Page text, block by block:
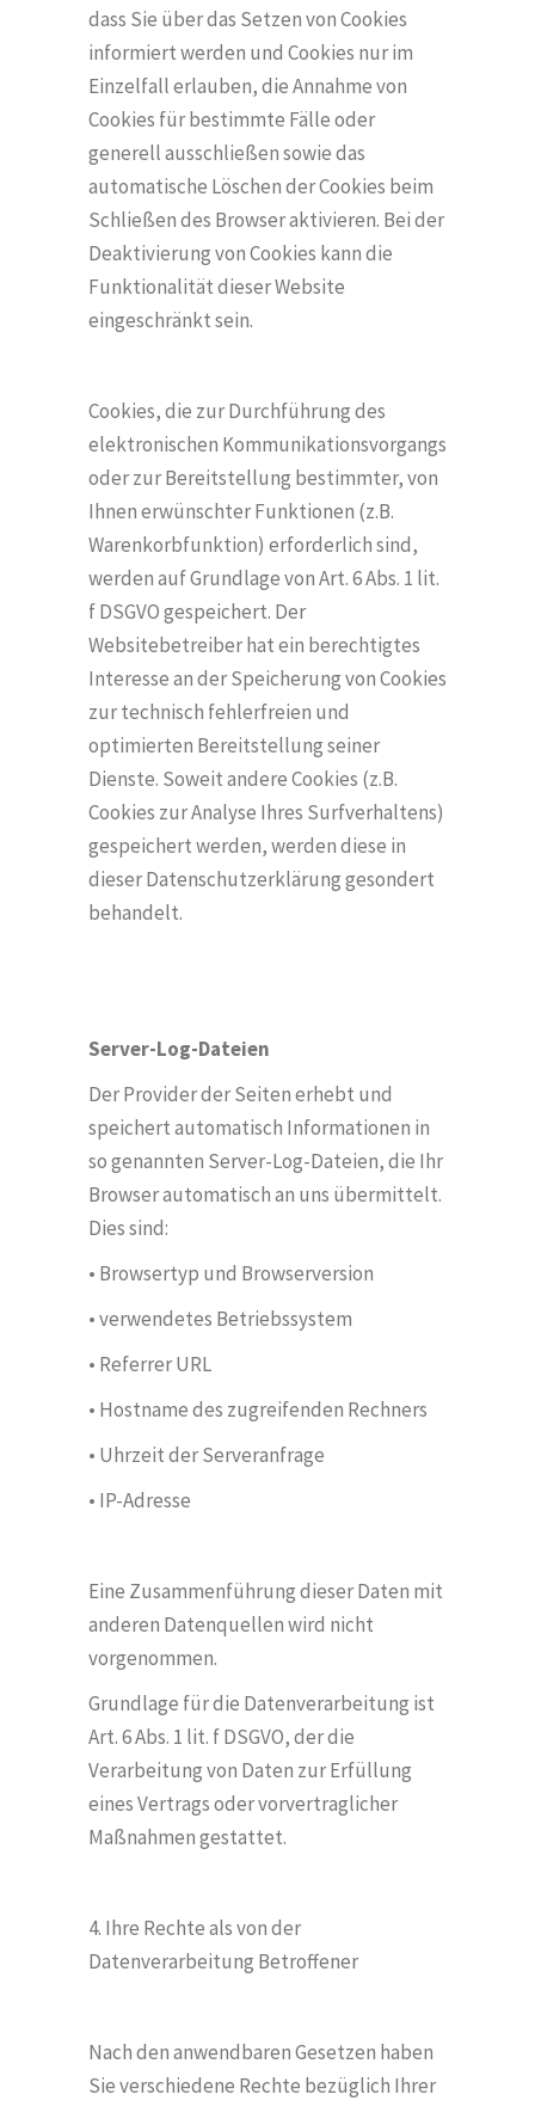
dass Sie über das Setzen von Cookies
informiert werden und Cookies nur im
Einzelfall erlauben, die Annahme von
Cookies für bestimmte Fälle oder
generell ausschließen sowie das
automatische Löschen der Cookies beim
Schließen des Browser aktivieren. Bei der
Deaktivierung von Cookies kann die
Funktionalität dieser Website
eingeschränkt sein.
Cookies, die zur Durchführung des
elektronischen Kommunikationsvorgangs
oder zur Bereitstellung bestimmter, von
Ihnen erwünschter Funktionen (z.B.
Warenkorbfunktion) erforderlich sind,
werden auf Grundlage von Art. 6 Abs. 1 lit.
f DSGVO gespeichert. Der
Websitebetreiber hat ein berechtigtes
Interesse an der Speicherung von Cookies
zur technisch fehlerfreien und
optimierten Bereitstellung seiner
Dienste. Soweit andere Cookies (z.B.
Cookies zur Analyse Ihres Surfverhaltens)
gespeichert werden, werden diese in
dieser Datenschutzerklärung gesondert
behandelt.
Server-Log-Dateien
Der Provider der Seiten erhebt und
speichert automatisch Informationen in
so genannten Server-Log-Dateien, die Ihr
Browser automatisch an uns übermittelt.
Dies sind:
• Browsertyp und Browserversion
• verwendetes Betriebssystem
• Referrer URL
• Hostname des zugreifenden Rechners
• Uhrzeit der Serveranfrage
• IP-Adresse
Eine Zusammenführung dieser Daten mit
anderen Datenquellen wird nicht
vorgenommen.
Grundlage für die Datenverarbeitung ist
Art. 6 Abs. 1 lit. f DSGVO, der die
Verarbeitung von Daten zur Erfüllung
eines Vertrags oder vorvertraglicher
Maßnahmen gestattet.
4. Ihre Rechte als von der
Datenverarbeitung Betroffener
Nach den anwendbaren Gesetzen haben
Sie verschiedene Rechte bezüglich Ihrer